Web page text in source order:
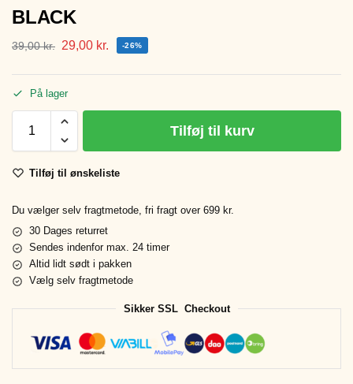
BLACK
39,00kr. 29,00 kr. -26%
På lager
Tilføj til kurv
Tilføj til ønskeliste
Du vælger selv fragtmetode, fri fragt over 699 kr.
30 Dages returret
Sendes indenfor max. 24 timer
Altid lidt sødt i pakken
Vælg selv fragtmetode
Sikker SSL Checkout